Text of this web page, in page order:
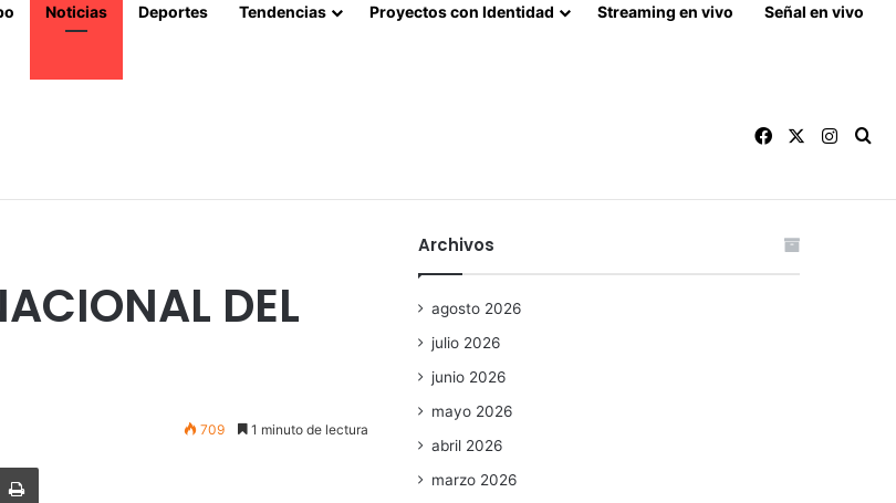
Noticias Deportes Tendencias Proyectos con Identidad Streaming en vivo Señal en vivo
Facebook
DEL
709 1 minuto de lectura
email Imprimir
Archivos
agosto 2026
julio 2026
junio 2026
mayo 2026
abril 2026
marzo 2026